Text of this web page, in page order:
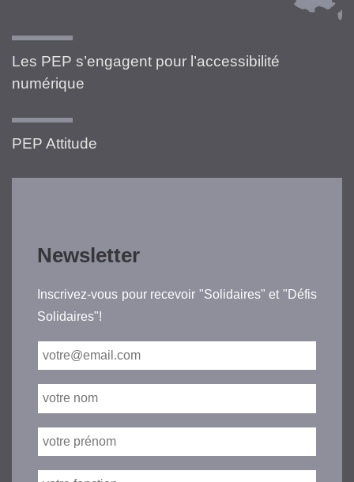
Les PEP s’engagent pour l’accessibilité
numérique
PEP Attitude
Newsletter
Inscrivez-vous pour recevoir "Solidaires" et "Défis
Solidaires"!